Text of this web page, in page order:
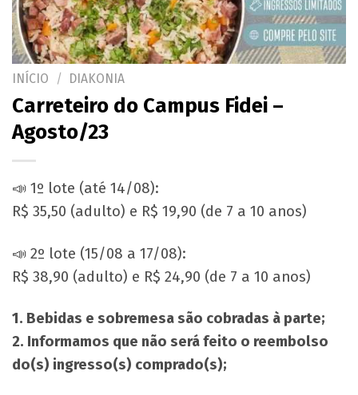
INÍCIO / DIAKONIA
Carreteiro do Campus Fidei –
Agosto/23
📣 1º lote (até 14/08):
R$ 35,50 (adulto) e R$ 19,90 (de 7 a 10 anos)
📣 2º lote (15/08 a 17/08):
R$ 38,90 (adulto) e R$ 24,90 (de 7 a 10 anos)
1. Bebidas e sobremesa são cobradas à parte;
2. Informamos que não será feito o reembolso
do(s) ingresso(s) comprado(s);